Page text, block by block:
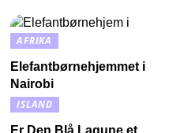
AFRIKA
Elefantbørnehjemmet i
Nairobi
ISLAND
Er Den Blå Lagune et